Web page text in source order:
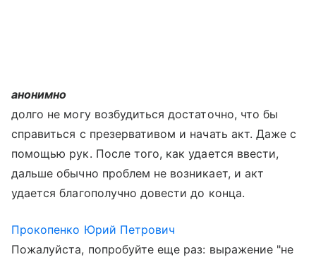
анонимно
долго не могу возбудиться достаточно, что бы
справиться с презервативом и начать акт. Даже с
помощью рук. После того, как удается ввести,
дальше обычно проблем не возникает, и акт
удается благополучно довести до конца.
Прокопенко Юрий Петрович
Пожалуйста, попробуйте еще раз: выражение "не